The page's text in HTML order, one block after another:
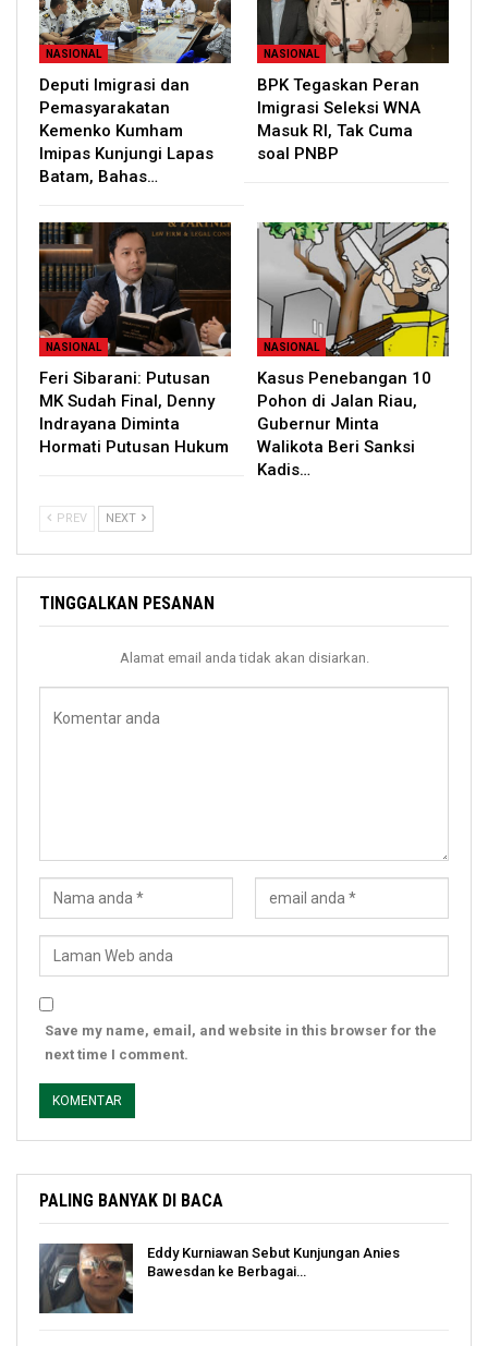
NASIONAL
Deputi Imigrasi dan
Pemasyarakatan
Kemenko Kumham
Imipas Kunjungi Lapas
Batam, Bahas…
NASIONAL
BPK Tegaskan Peran
Imigrasi Seleksi WNA
Masuk RI, Tak Cuma
soal PNBP
NASIONAL
Feri Sibarani: Putusan
MK Sudah Final, Denny
Indrayana Diminta
Hormati Putusan Hukum
NASIONAL
Kasus Penebangan 10
Pohon di Jalan Riau,
Gubernur Minta
Walikota Beri Sanksi
Kadis…
PREV NEXT
TINGGALKAN PESANAN
Alamat email anda tidak akan disiarkan.
Save my name, email, and website in this browser for the
next time I comment.
PALING BANYAK DI BACA
Eddy Kurniawan Sebut Kunjungan Anies
Bawesdan ke Berbagai…